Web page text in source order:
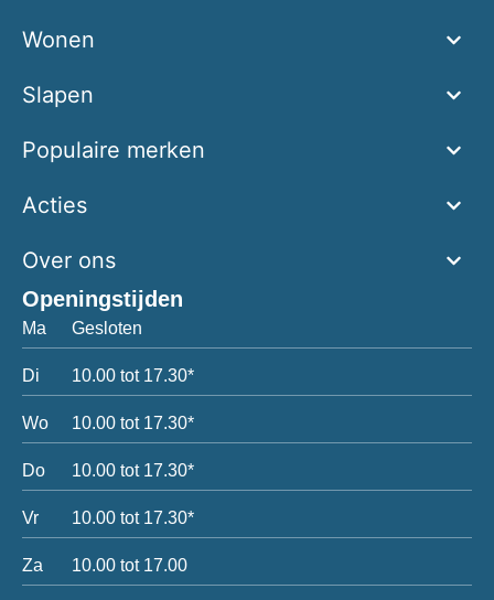
Wonen
Slapen
Populaire merken
Acties
Over ons
Openingstijden
Ma Gesloten
Di 10.00 tot 17.30*
Wo 10.00 tot 17.30*
Do 10.00 tot 17.30*
Vr 10.00 tot 17.30*
Za 10.00 tot 17.00